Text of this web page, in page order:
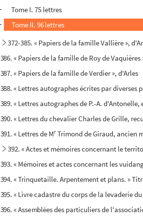
Tome I. 75 lettres
Tome II. 96 lettres
372-385. « Papiers de la famille Vallière »,
386. « Papiers de la famille de Roy de Vaquières
387. « Papiers de la famille de Verdier », d'Arles
388. « Lettres autographes écrites par diverses
389. « Lettres autographes de P.-A.
390. « Lettres du chevalier Charles de Grille,
391. « Lettres de Mr Trimond de Giraud, ancien
392. « Actes et mémoires concernant le
393. « Mémoires et actes concernant les
394. « Trinquetaille. Arpentement et plans. »
395. « Livre cadastre du corps de la levaderie
396. « Assemblées des particuliers de